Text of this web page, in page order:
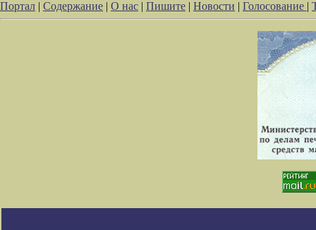
Портал | Содержание | О нас | Пишите | Новости | Голосование |